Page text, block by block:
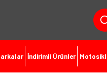
İndirimli Ürünler